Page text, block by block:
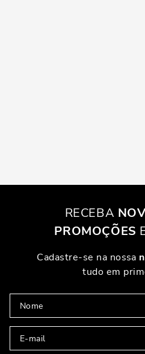
RECEBA
PROMOÇÕES
Cadastre-se na nossa
tudo em